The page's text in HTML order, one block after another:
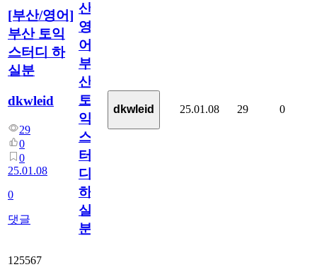
[부산/영어]
부산 토익
스터디 하
실분
dkwleid
29
0
0
25.01.08
0
댓글
산/
영
어]
부
산
토
익
스
터
디
하
실
분
dkwleid 25.01.08 29 0
125567